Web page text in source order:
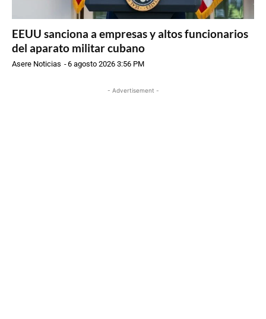
EEUU sanciona a empresas y altos funcionarios
del aparato militar cubano
Asere Noticias -6 agosto 2026 3:56 PM
- Advertisement -